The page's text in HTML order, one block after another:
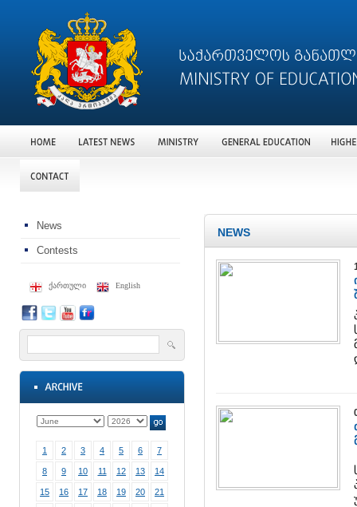
News
Contests
ქართული English
1 2 3 4 5 6 7
8 9 10 11 12 13 14
15 16 17 18 19 20 21
NEWS